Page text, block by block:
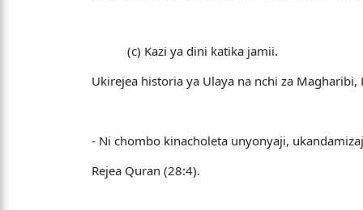
(c) Kazi ya dini katika jamii.
Ukirejea historia ya Ulaya na nchi za
- Ni chombo kinacholeta unyonyaji,
Rejea Quran (28:4).